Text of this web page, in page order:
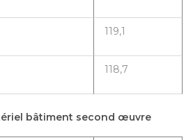
119,1
118,7
bâtiment second œuvre